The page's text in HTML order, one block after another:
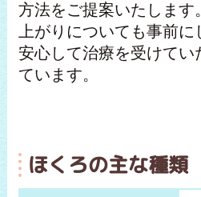
方法をご提案いたします
上がりについても事前に
安心して治療を受けてい
ています。
ほくろの主な種類